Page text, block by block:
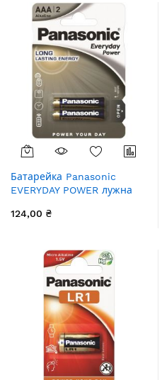
Батарейка Panasonic
EVERYDAY POWER лужна
124,00 ₴